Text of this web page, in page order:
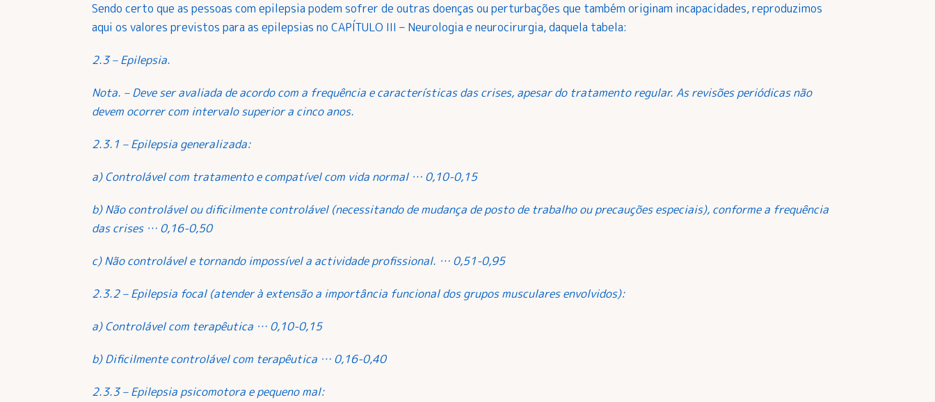
Sendo certo que as pessoas com epilepsia podem sofrer de outras doenças ou perturbações que também originam incapacidades, reproduzimos
aqui os valores previstos para as epilepsias no CAPÍTULO III – Neurologia e neurocirurgia, daquela tabela:
2.3 – Epilepsia.
Nota. – Deve ser avaliada de acordo com a frequência e características das crises, apesar do tratamento regular. As revisões periódicas não
devem ocorrer com intervalo superior a cinco anos.
2.3.1 – Epilepsia generalizada:
a) Controlável com tratamento e compatível com vida normal … 0,10-0,15
b) Não controlável ou dificilmente controlável (necessitando de mudança de posto de trabalho ou precauções especiais), conforme a frequência
das crises … 0,16-0,50
c) Não controlável e tornando impossível a actividade profissional. … 0,51-0,95
2.3.2 – Epilepsia focal (atender à extensão a importância funcional dos grupos musculares envolvidos):
a) Controlável com terapêutica … 0,10-0,15
b) Dificilmente controlável com terapêutica … 0,16-0,40
2.3.3 – Epilepsia psicomotora e pequeno mal: